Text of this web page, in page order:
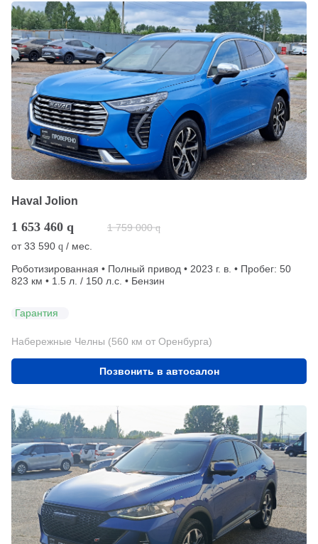
Haval Jolion
1 653 460 q 1 759 000 q
от33 590 q / мес.
Роботизированная • Полный привод • 2023 г. в. • Пробег: 50
823 км • 1.5 л. / 150 л.с. • Бензин
Гарантия
Набережные Челны (560 км от Оренбурга)
Позвонить в автосалон